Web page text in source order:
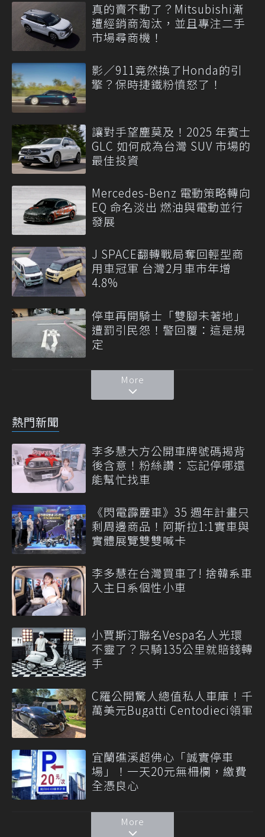
真的賣不動了？Mitsubishi漸
遭經銷商淘汰，並且專注二手
市場尋商機！
影／911竟然換了Honda的引
擎？保時捷鐵粉憤怒了！
讓對手望塵莫及！2025 年賓士
GLC 如何成為台灣 SUV 市場的
最佳投資
Mercedes-Benz 電動策略轉向
EQ 命名淡出 燃油與電動並行
發展
J SPACE翻轉戰局奪回輕型商
用車冠軍 台灣2月車市年增
4.8%
停車再開騎士「雙腳未著地」
遭罰引民怨！警回覆：這是規
定
More
熱門新聞
李多慧大方公開車牌號碼揭背
後含意！粉絲讚：忘記停哪還
能幫忙找車
《閃電霹靂車》35 週年計畫只
剩周邊商品！阿斯拉1:1實車與
實體展覽雙雙喊卡
李多慧在台灣買車了! 捨韓系車
入主日系個性小車
小賈斯汀聯名Vespa名人光環
不靈了？只騎135公里就賠錢轉
手
C羅公開驚人總值私人車庫！千
萬美元Bugatti Centodieci領軍
宜蘭礁溪超佛心「誠實停車
場」！一天20元無柵欄，繳費
全憑良心
More